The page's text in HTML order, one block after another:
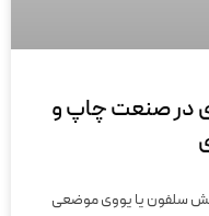
در صنعت چاپ و
سلفون یا یووی موضعی